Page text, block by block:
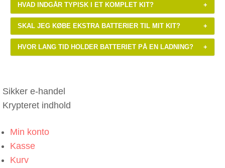
HVAD INDGÅR TYPISK I ET KOMPLET KIT? +
SKAL JEG KØBE EKSTRA BATTERIER TIL MIT KIT? +
HVOR LANG TID HOLDER BATTERIET PÅ EN LADNING? +
Sikker e-handel
Krypteret indhold
Min konto
Kasse
Kurv